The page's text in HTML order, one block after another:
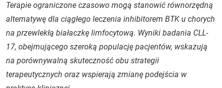
Terapie ograniczone czasowo mogą stanowić równorzędną
alternatywę dla ciągłego leczenia inhibitorem BTK u chorych
na przewlekłą białaczkę limfocytową. Wyniki badania CLL-
17, obejmującego szeroką populację pacjentów, wskazują
na porównywalną skuteczność obu strategii
terapeutycznych oraz wspierają zmianę podejścia w